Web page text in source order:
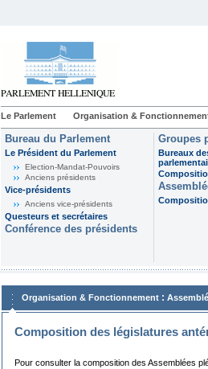
Le Parlement Organisation &
Bureau du Parlement
Le Président du Parlement
Election-Mandat-Pouvoirs
Anciens présidents
Vice-présidents
Anciens vice-présidents
Questeurs et secrétaires
Conférence des présidents
Groupes
Bureaux
Organisation & Fonctionnement :
Composition des législatures
Pour consulter la composition des Assemblées